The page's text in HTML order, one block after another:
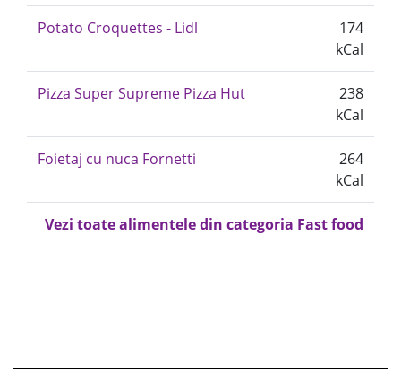
Potato Croquettes - Lidl
174
kCal
Pizza Super Supreme Pizza Hut
238
kCal
Foietaj cu nuca Fornetti
264
kCal
Vezi toate alimentele din categoria Fast food